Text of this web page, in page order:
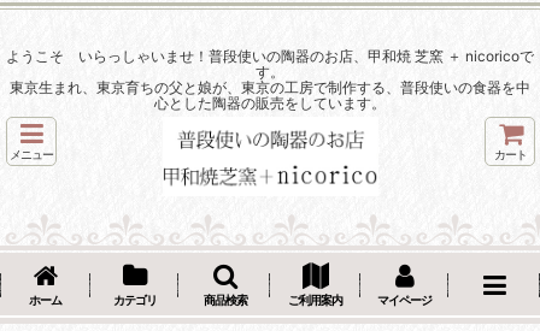
ようこそ いらっしゃいませ！普段使いの陶器のお店、甲和焼 芝窯 ＋ nicoricoで
す。
東京生まれ、東京育ちの父と娘が、東京の工房で制作する、普段使いの食器を中
心とした陶器の販売をしています。
メニュー カート
ホーム カテゴリ 商品検索 ご利用案内 マイページ